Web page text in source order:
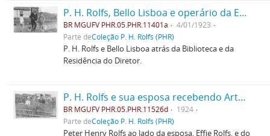
P. H. Rolfs, Bello Lisboa e operário da ESAV
BR MGUFV PHR.05.PHR.11401a
4/01/1923
Parte deColeção P. H. Rolfs (PHR)
P. H. Rolfs e Bello Lisboa atrás da Biblioteca e da
Residência do Diretor.
P. H. Rolfs e sua esposa recebendo Arthur Bernardes
BR MGUFV PHR.05.PHR.11526d
1924
Parte deColeção P. H. Rolfs (PHR)
Peter Henry Rolfs ao lado da esposa, Effie Rolfs, e do